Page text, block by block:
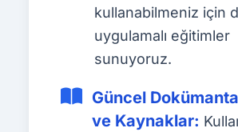
kullanabilmeniz için
uygulamalı eğitimler
sunuyoruz.
Güncel
ve Kaynaklar: